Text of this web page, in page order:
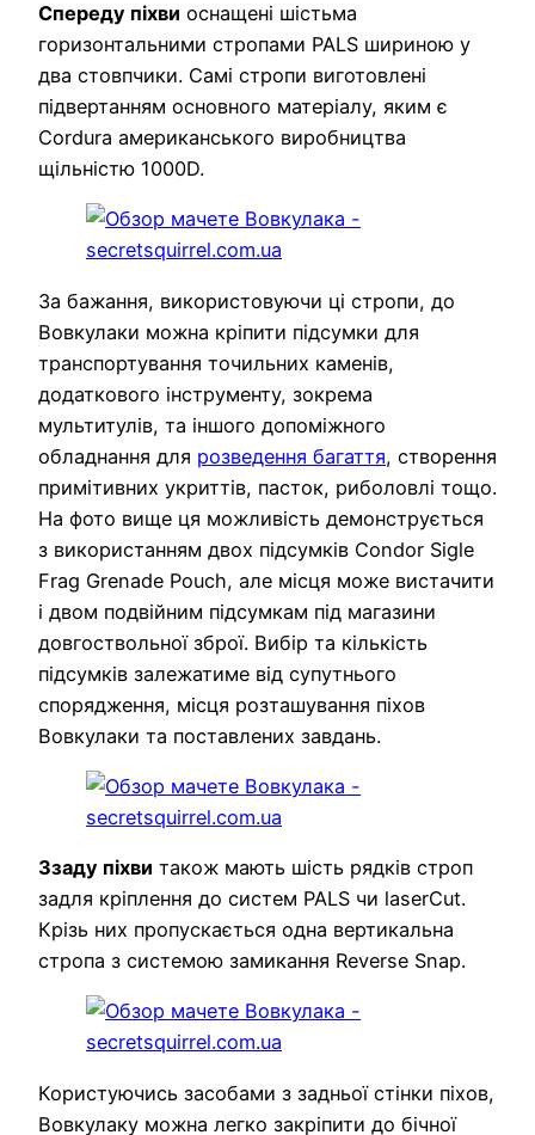
Спереду піхви оснащені шістьма
горизонтальними стропами PALS шириною у
два стовпчики. Самі стропи виготовлені
підвертанням основного матеріалу, яким є
Cordura американського виробництва
щільністю 1000D.
За бажання, використовуючи ці стропи, до
Вовкулаки можна кріпити підсумки для
транспортування точильних каменів,
додаткового інструменту, зокрема
мультитулів, та іншого допоміжного
обладнання для розведення багаття, створення
примітивних укриттів, пасток, риболовлі тощо.
На фото вище ця можливість демонструється
з використанням двох підсумків Condor Sigle
Frag Grenade Pouch, але місця може вистачити
і двом подвійним підсумкам під магазини
довгоствольної зброї. Вибір та кількість
підсумків залежатиме від супутнього
спорядження, місця розташування піхов
Вовкулаки та поставлених завдань.
Ззаду піхви також мають шість рядків строп
задля кріплення до систем PALS чи laserCut.
Крізь них пропускається одна вертикальна
стропа з системою замикання Reverse Snap.
Користуючись засобами з задньої стінки піхов,
Вовкулаку можна легко закріпити до бічної